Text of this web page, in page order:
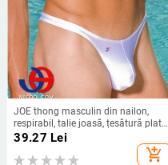
JOE thong masculin din nailon,
respirabil, talie joasă, țesătură plată,
căptușeală 70–80% nailon
39.27 Lei
add_shopping_cart